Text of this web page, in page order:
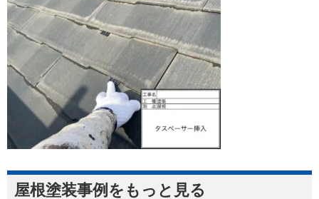
屋根塗装事例をもっと見る